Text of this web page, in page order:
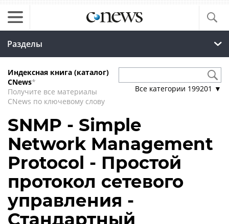
Разделы
Индексная книга (каталог)
CNews*
Получите все материалы
CNews по ключевому слову
Все категории 199201 ▼
SNMP - Simple
Network Management
Protocol - Простой
протокол сетевого
управления -
Стандартный